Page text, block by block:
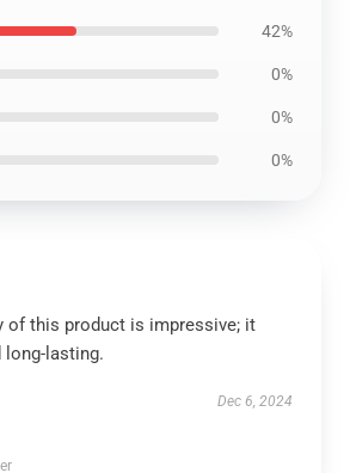
42%
0%
0%
0%
of this product is impressive; it
lasting.
Dec 6, 2024